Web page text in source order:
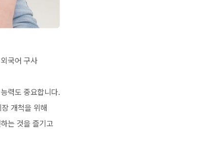
국어 구사
력도 중요합니다.
개척을 위해
는 것을 즐기고